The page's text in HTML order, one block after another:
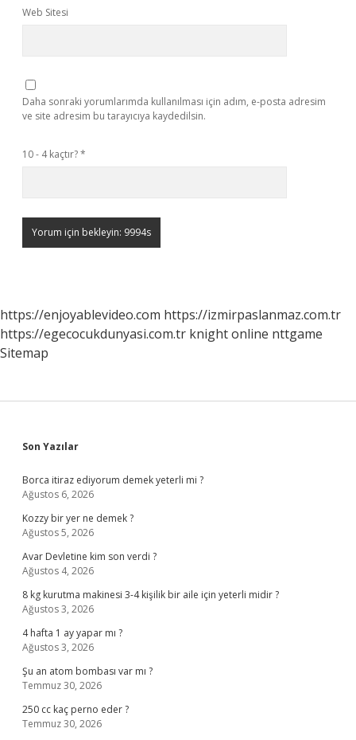
Web Sitesi
Daha sonraki yorumlarımda kullanılması için adım, e-posta adresim
ve site adresim bu tarayıcıya kaydedilsin.
10 - 4 kaçtır?*
https://enjoyablevideo.com https://izmirpaslanmaz.com.tr
https://egecocukdunyasi.com.tr knight online nttgame
Sitemap
Sidebar
Son Yazılar
Borca itiraz ediyorum demek yeterli mi ?
Ağustos 6, 2026
Kozzy bir yer ne demek ?
Ağustos 5, 2026
Avar Devletine kim son verdi ?
Ağustos 4, 2026
8 kg kurutma makinesi 3-4 kişilik bir aile için yeterli midir ?
Ağustos 3, 2026
4 hafta 1 ay yapar mı ?
Ağustos 3, 2026
Şu an atom bombası var mı ?
Temmuz 30, 2026
250 cc kaç perno eder ?
Temmuz 30, 2026